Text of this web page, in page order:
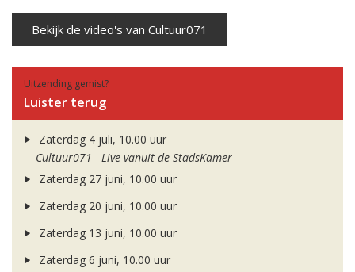
Bekijk de video's van Cultuur071
Uitzending gemist?
Luister terug
Zaterdag 4 juli, 10.00 uur
Cultuur071 - Live vanuit de StadsKamer
Zaterdag 27 juni, 10.00 uur
Zaterdag 20 juni, 10.00 uur
Zaterdag 13 juni, 10.00 uur
Zaterdag 6 juni, 10.00 uur